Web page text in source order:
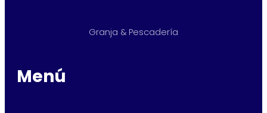
Granja & Pescadería
Menú